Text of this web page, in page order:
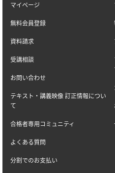
マイページ
無料会員登録
資料請求
受講相談
お問い合わせ
テキスト・講義映像 訂正情報につい
て
合格者専用コミュニティ
よくある質問
分割でのお支払い